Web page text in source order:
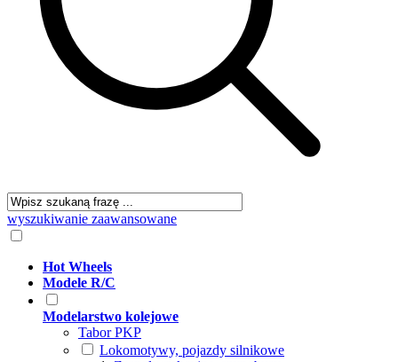
wyszukiwanie zaawansowane
Hot Wheels
Modele R/C
Modelarstwo kolejowe
Tabor PKP
Lokomotywy, pojazdy silnikowe